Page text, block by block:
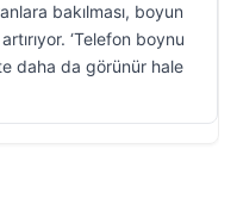
bakılması, boyun
‘Telefon boynu
daha da görünür hale